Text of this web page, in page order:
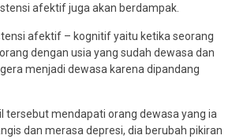
afektif juga akan berdampak.
afektif – kognitif yaitu ketika seorang
dengan usia yang sudah dewasa dan
menjadi dewasa karena dipandang
tersebut mendapati orang dewasa yang ia
dan merasa depresi, dia berubah pikiran